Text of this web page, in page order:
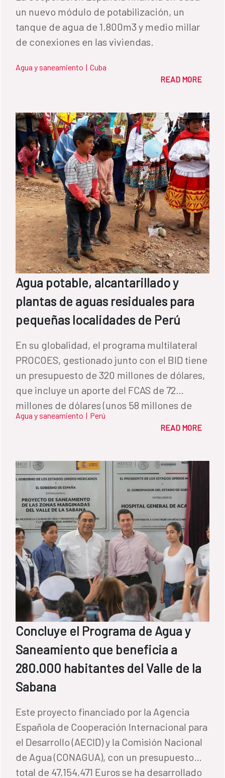
un nuevo módulo de potabilización, un
tanque de agua de 1.800m3 y medio millar
de conexiones en las viviendas.
Agua y saneamiento | Cuba
READ MORE
Agua potable, alcantarillado y
plantas de aguas residuales para
pequeñas localidades de Perú
En su globalidad, el programa multilateral
PROCOES, gestionado junto con el BID tiene
un presupuesto de 320 millones de dólares,
que incluye un aporte del FCAS de 72
millones de dólares (unos 58 millones de
euros) y un aporte del Gobierno Peruano de
Agua y saneamiento | Perú
READ MORE
Concluye el Programa de Agua y
Saneamiento que beneficia a
280.000 habitantes del Valle de la
Sabana
Este proyecto financiado por la Agencia
Española de Cooperación Internacional para
el Desarrollo (AECID) y la Comisión Nacional
de Agua (CONAGUA), con un presupuesto
total de 47,154,471 Euros se ha desarrollado